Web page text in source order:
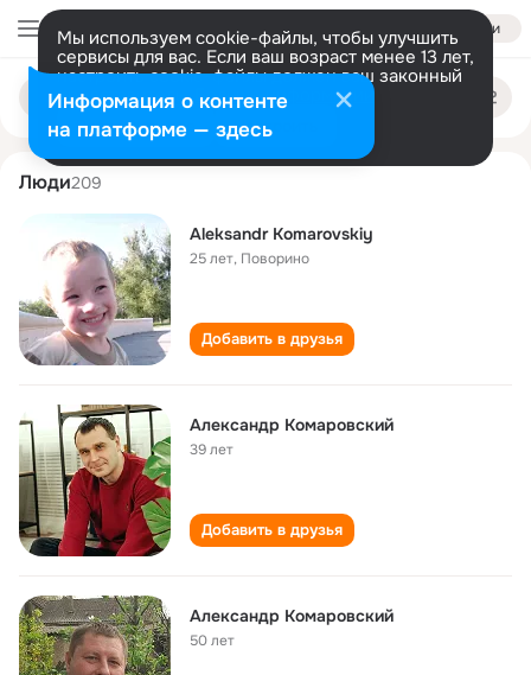
Войти
Мы используем cookie-файлы, чтобы улучшить
сервисы для вас. Если ваш возраст менее 13 лет,
настроить cookie-файлы должен ваш законный
представитель. Больше информации
Разрешить все Настроить
Поиск
людям
aleksandr komarovskiy
Люди209
Aleksandr Komarovskiy
25 лет, Поворино
Добавить в друзья
Александр Комаровский
39 лет
Добавить в друзья
Александр Комаровский
50 лет
Информация о контенте
на платформе — здесь